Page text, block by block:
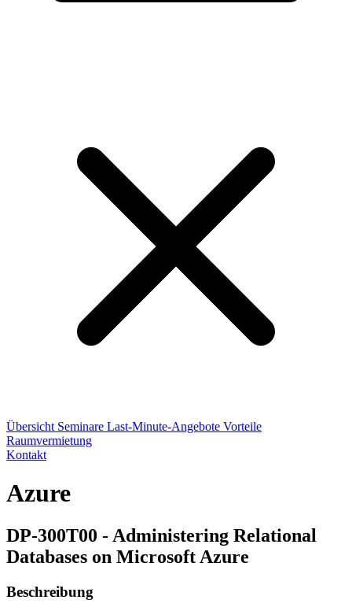
Übersicht Seminare Last-Minute-Angebote Vorteile
Raumvermietung
Kontakt
Azure
DP-300T00 - Administering Relational
Databases on Microsoft Azure
Beschreibung